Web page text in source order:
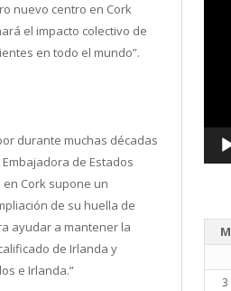
nuevo centro en Cork
el impacto colectivo de
en todo el mundo”.
durante muchas décadas
de Estados
Cork supone un
de su huella de
ayudar a mantener la
de Irlanda y
e Irlanda.”
M
3